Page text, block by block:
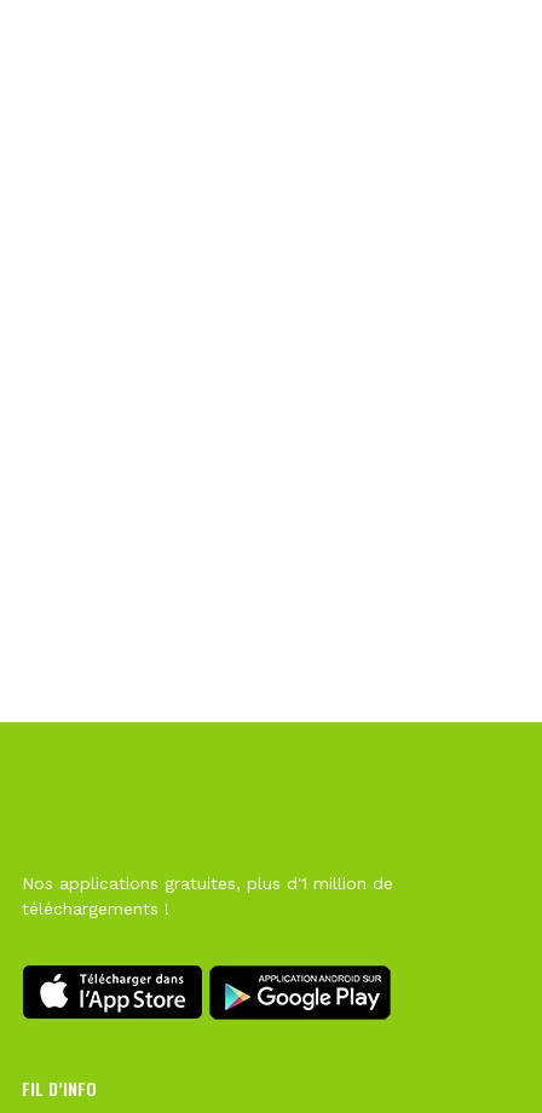
Nos applications gratuites, plus d'1 million de
téléchargements !
FIL D’INFO